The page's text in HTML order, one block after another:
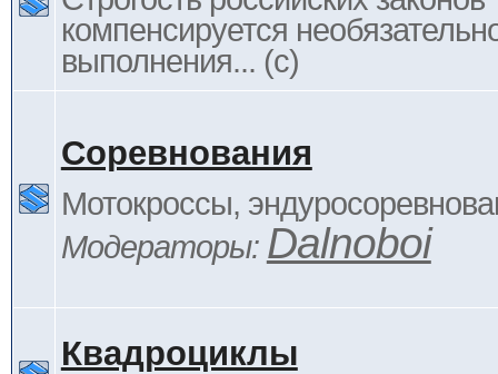
компенсируется
выполнения... (c)
Соревнования
Мотокроссы,
Модераторы: Dalnoboi
Квадроциклы